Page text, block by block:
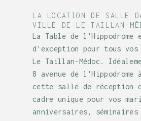
LA LOCATION DE SALLE
VILLE DE LE TAILLAN-
La Table de l'Hippodrome
d'exception pour tous vos
Le Taillan-Médoc.
8 avenue de l'Hippodrome
cette salle de réception
cadre unique pour vos
anniversaires,